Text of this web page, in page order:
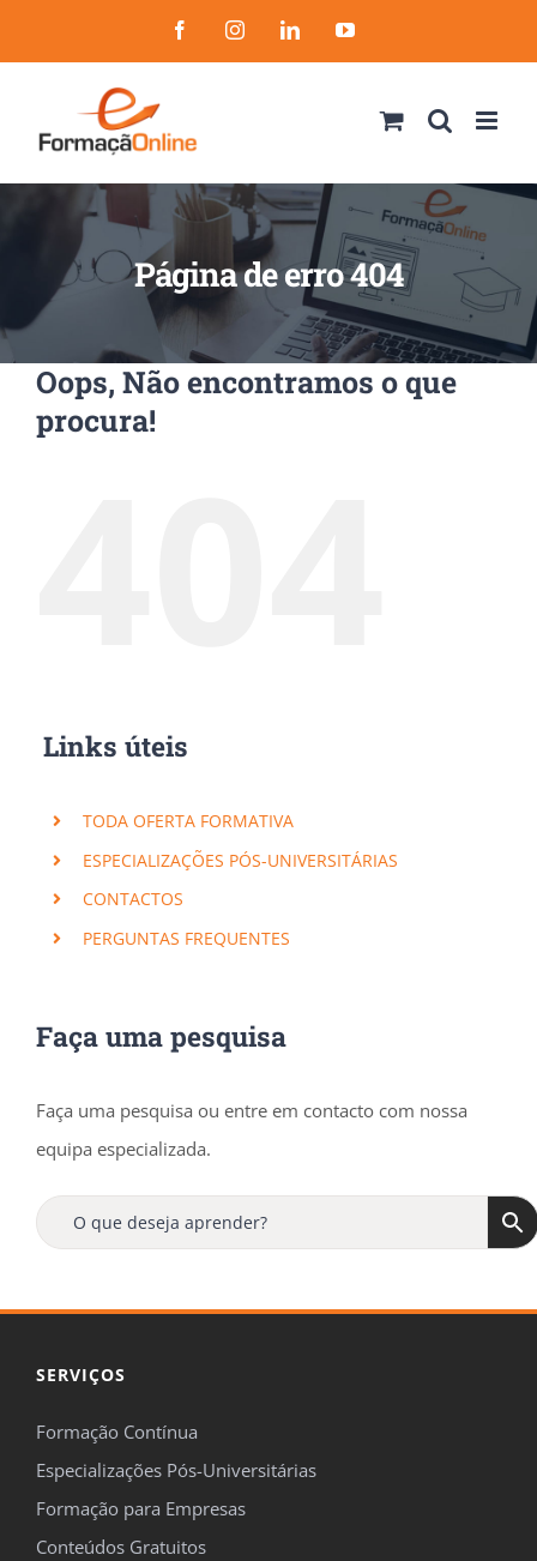
to
FacebookInstagramLinkedInYouTube
Página de erro 404
Oops, Não encontramos o que
procura!
Links úteis
TODA OFERTA FORMATIVA
ESPECIALIZAÇÕES PÓS-UNIVERSITÁRIAS
CONTACTOS
PERGUNTAS FREQUENTES
Faça uma pesquisa
Faça uma pesquisa ou entre em contacto com nossa
equipa especializada.
SERVIÇOS
Formação Contínua
Especializações Pós-Universitárias
Formação para Empresas
Conteúdos Gratuitos